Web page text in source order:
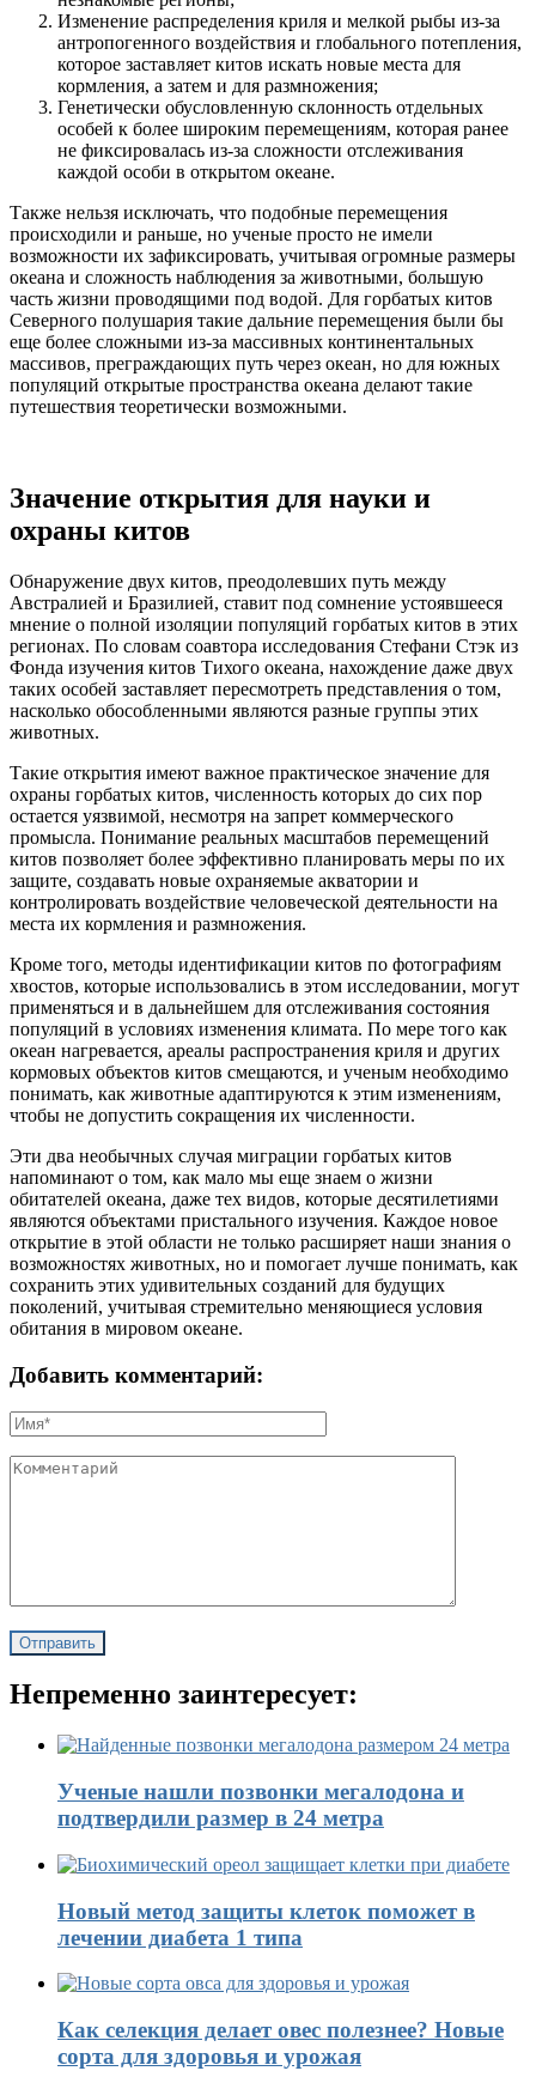
Изменение распределения криля и мелкой рыбы из-за
антропогенного воздействия и глобального потепления,
которое заставляет китов искать новые места для
кормления, а затем и для размножения;
Генетически обусловленную склонность отдельных
особей к более широким перемещениям, которая ранее
не фиксировалась из-за сложности отслеживания
каждой особи в открытом океане.
Также нельзя исключать, что подобные перемещения
происходили и раньше, но ученые просто не имели
возможности их зафиксировать, учитывая огромные размеры
океана и сложность наблюдения за животными, большую
часть жизни проводящими под водой. Для горбатых китов
Северного полушария такие дальние перемещения были бы
еще более сложными из-за массивных континентальных
массивов, преграждающих путь через океан, но для южных
популяций открытые пространства океана делают такие
путешествия теоретически возможными.
Значение открытия для науки и
охраны китов
Обнаружение двух китов, преодолевших путь между
Австралией и Бразилией, ставит под сомнение устоявшееся
мнение о полной изоляции популяций горбатых китов в этих
регионах. По словам соавтора исследования Стефани Стэк из
Фонда изучения китов Тихого океана, нахождение даже двух
таких особей заставляет пересмотреть представления о том,
насколько обособленными являются разные группы этих
животных.
Такие открытия имеют важное практическое значение для
охраны горбатых китов, численность которых до сих пор
остается уязвимой, несмотря на запрет коммерческого
промысла. Понимание реальных масштабов перемещений
китов позволяет более эффективно планировать меры по их
защите, создавать новые охраняемые акватории и
контролировать воздействие человеческой деятельности на
места их кормления и размножения.
Кроме того, методы идентификации китов по фотографиям
хвостов, которые использовались в этом исследовании, могут
применяться и в дальнейшем для отслеживания состояния
популяций в условиях изменения климата. По мере того как
океан нагревается, ареалы распространения криля и других
кормовых объектов китов смещаются, и ученым необходимо
понимать, как животные адаптируются к этим изменениям,
чтобы не допустить сокращения их численности.
Эти два необычных случая миграции горбатых китов
напоминают о том, как мало мы еще знаем о жизни
обитателей океана, даже тех видов, которые десятилетиями
являются объектами пристального изучения. Каждое новое
открытие в этой области не только расширяет наши знания о
возможностях животных, но и помогает лучше понимать, как
сохранить этих удивительных созданий для будущих
поколений, учитывая стремительно меняющиеся условия
обитания в мировом океане.
Добавить комментарий:
Непременно заинтересует:
Ученые нашли позвонки мегалодона и
подтвердили размер в 24 метра
Новый метод защиты клеток поможет в
лечении диабета 1 типа
Как селекция делает овес полезнее? Новые
сорта для здоровья и урожая